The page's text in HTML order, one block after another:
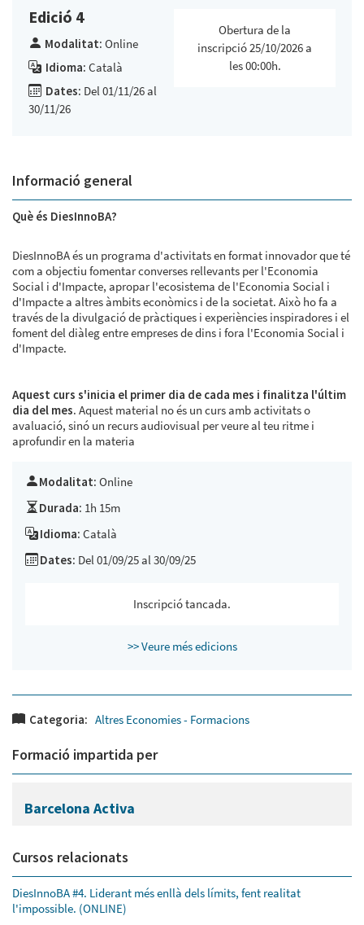
Edició 4
Modalitat: Online
Idioma: Català
Dates: Del 01/11/26 al
30/11/26
Obertura de la
inscripció 25/10/2026 a
les 00:00h.
Informació general
Què és DiesInnoBA?
DiesInnoBA és un programa d'activitats en format innovador que té
com a objectiu fomentar converses rellevants per l'Economia
Social i d'Impacte, apropar l'ecosistema de l'Economia Social i
d'Impacte a altres àmbits econòmics i de la societat. Això ho fa a
través de la divulgació de pràctiques i experiències inspiradores i el
foment del diàleg entre empreses de dins i fora l'Economia Social i
d'Impacte.
Aquest curs s'inicia el primer dia de cada mes i finalitza l'últim
dia del mes. Aquest material no és un curs amb activitats o
avaluació, sinó un recurs audiovisual per veure al teu ritme i
aprofundir en la materia
Modalitat: Online
Durada: 1h 15m
Idioma: Català
Dates: Del 01/09/25 al 30/09/25
Inscripció tancada.
>> Veure més edicions
Categoria: Altres Economies - Formacions
Formació impartida per
Barcelona Activa
Cursos relacionats
DiesInnoBA #4. Liderant més enllà dels límits, fent realitat
l'impossible. (ONLINE)